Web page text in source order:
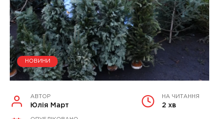
НОВИНИ
АВТОР
Юлія Март
НА ЧИТАННЯ
2 хв